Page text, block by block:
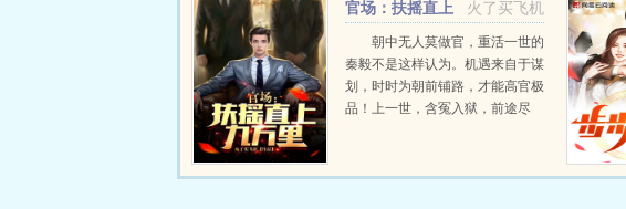
舟在惊险莫测的宦...
火了买飞机
官场：扶摇直上
九万里朝中无人莫做官，重活一世的
秦毅不是这样认为。机遇来自于谋
划，时时为朝前铺路，才能高官极
品！上一世，含冤入狱，前途尽
遇，加官进爵，弥补遗憾，扶摇直